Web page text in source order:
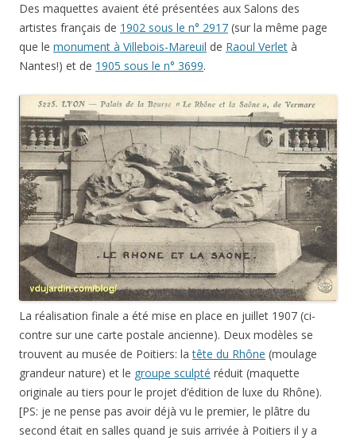
Des maquettes avaient été présentées aux Salons des
artistes français de 1902 sous le n° 2917 (sur la même page
que le monument à Villebois-Mareuil de Raoul Verlet à
Nantes!) et de 1905 sous le n° 3699.
La réalisation finale a été mise en place en juillet 1907 (ci-
contre sur une carte postale ancienne). Deux modèles se
trouvent au musée de Poitiers: latête du Rhône (moulage
grandeur nature) et le groupe sculpté réduit (maquette
originale au tiers pour le projet d’édition de luxe du Rhône).
[PS: je ne pense pas avoir déjà vu le premier, le plâtre du
second était en salles quand je suis arrivée à Poitiers il y a